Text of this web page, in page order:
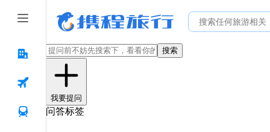
搜索
我要提问
问答标签